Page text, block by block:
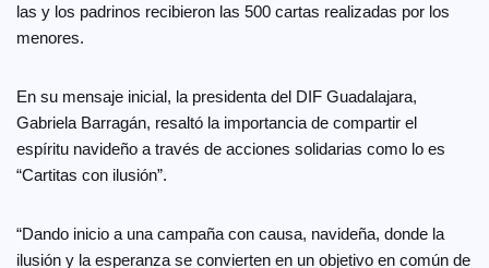
las y los padrinos recibieron las 500 cartas realizadas por los
menores.
En su mensaje inicial, la presidenta del DIF Guadalajara,
Gabriela Barragán, resaltó la importancia de compartir el
espíritu navideño a través de acciones solidarias como lo es
“Cartitas con ilusión”.
“Dando inicio a una campaña con causa, navideña, donde la
ilusión y la esperanza se convierten en un objetivo en común de